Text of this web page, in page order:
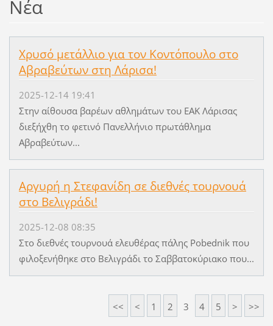
Νέα
Χρυσό μετάλλιο για τον Κοντόπουλο στο
Αβραβεύτων στη Λάρισα!
2025-12-14 19:41
Στην αίθουσα βαρέων αθλημάτων του ΕΑΚ Λάρισας
διεξήχθη το φετινό Πανελλήνιο πρωτάθλημα
Αβραβεύτων...
Αργυρή η Στεφανίδη σε διεθνές τουρνουά
στο Βελιγράδι!
2025-12-08 08:35
Στο διεθνές τουρνουά ελευθέρας πάλης Pobednik που
φιλοξενήθηκε στο Βελιγράδι το Σαββατοκύριακο που...
<< < 1 2 3 4 5 > >>